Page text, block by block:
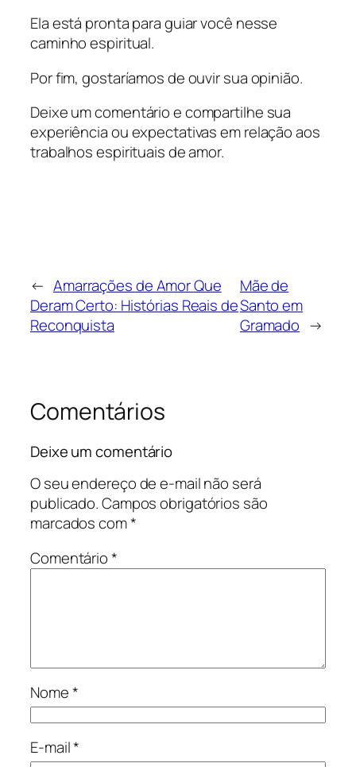
Ela está pronta para guiar você nesse
caminho espiritual.
Por fim, gostaríamos de ouvir sua opinião.
Deixe um comentário e compartilhe sua
experiência ou expectativas em relação aos
trabalhos espirituais de amor.
← Amarrações de Amor Que
Deram Certo: Histórias Reais de
Reconquista
Mãe de
Santo em
Gramado →
Comentários
Deixe um comentário
O seu endereço de e-mail não será
publicado.Campos obrigatórios são
marcados com*
Comentário*
Nome*
E-mail*